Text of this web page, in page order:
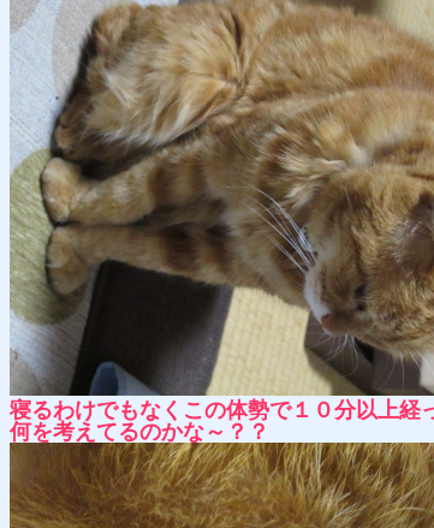
寝るわけでもなくこの体勢で１０分以上経
何を考えてるのかな～？？